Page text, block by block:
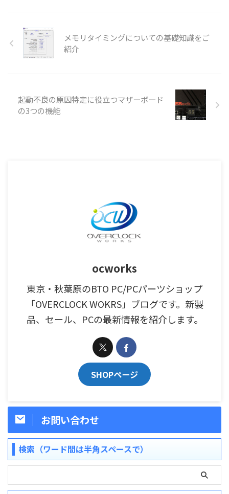
メモリタイミングについての基礎知識をご
紹介
起動不良の原因特定に役立つマザーボード
の3つの機能
ocworks
東京・秋葉原のBTO PC/PCパーツショップ
「OVERCLOCK WOKRS」ブログです。新製
品、セール、PCの最新情報を紹介します。
SHOPページ
お問い合わせ
検索（ワード間は半角スペースで）